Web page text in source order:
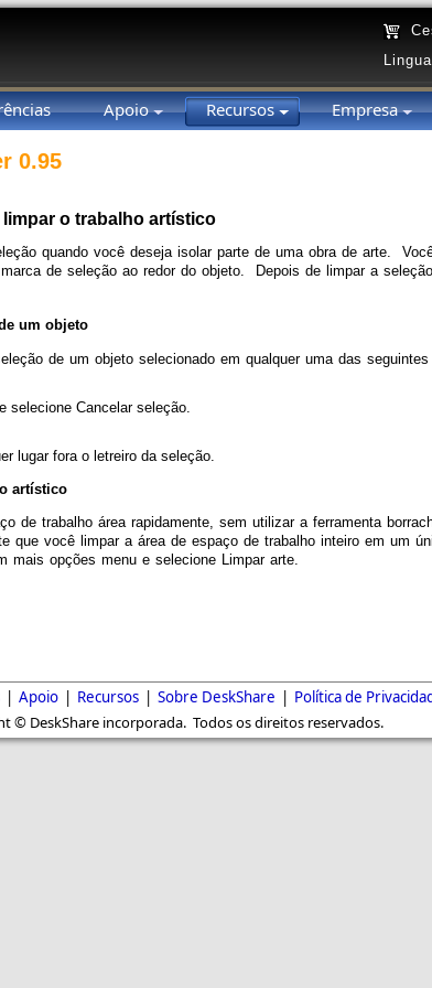
Apoio Recursos Empresa
0.95
limpar o trabalho artístico
quando você deseja isolar parte de uma obra de arte.
de seleção ao redor do objeto. Depois de limpar a
um objeto
de um objeto selecionado em qualquer uma das seguintes
e selecione Cancelar seleção.
lugar fora o letreiro da seleção.
artístico
de trabalho área rapidamente, sem utilizar a ferramenta
que você limpar a área de espaço de trabalho inteiro em um
mais opções menu e selecione Limpar arte.
| Apoio | Recursos | Sobre DeskShare | Política de
© DeskShare incorporada. Todos os direitos reservados.